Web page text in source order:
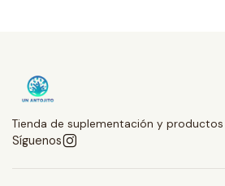
Tienda de suplementación y
Síguenos